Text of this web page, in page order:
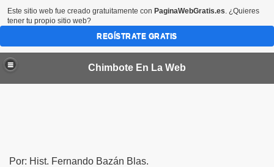
Chimbote En La Web
Por: Hist. Fernando Bazán Blas.
Este sitio web fue creado gratuitamente con PaginaWebGratis.es. ¿Quieres
tener tu propio sitio web?
REGÍSTRATE GRATIS